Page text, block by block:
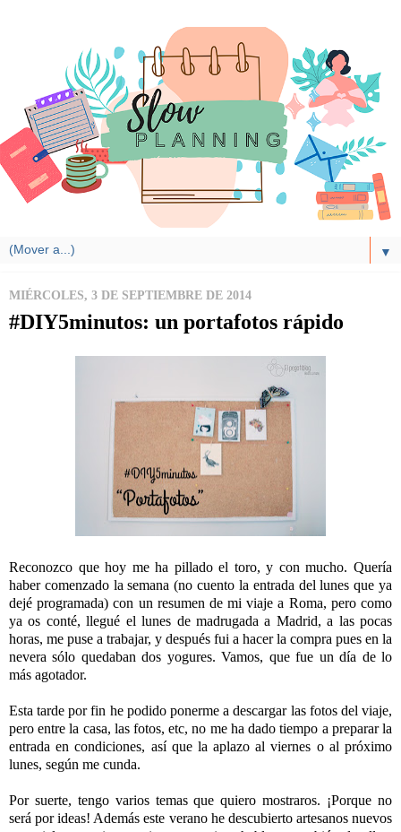
▼
MIÉRCOLES, 3 DE SEPTIEMBRE DE 2014
#DIY5minutos: un portafotos rápido
Reconozco que hoy me ha pillado el toro, y con mucho. Quería
haber comenzado la semana (no cuento la entrada del lunes que ya
dejé programada) con un resumen de mi viaje a Roma, pero como
ya os conté, llegué el lunes de madrugada a Madrid, a las pocas
horas, me puse a trabajar, y después fui a hacer la compra pues en la
nevera sólo quedaban dos yogures. Vamos, que fue un día de lo
más agotador.
Esta tarde por fin he podido ponerme a descargar las fotos del viaje,
pero entre la casa, las fotos, etc, no me ha dado tiempo a preparar la
entrada en condiciones, así que la aplazo al viernes o al próximo
lunes, según me cunda.
Por suerte, tengo varios temas que quiero mostraros. ¡Porque no
será por ideas! Además este verano he descubierto artesanos nuevos